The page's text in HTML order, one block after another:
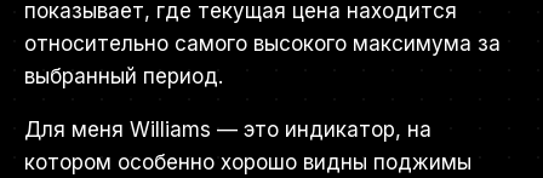
показывает, где текущая цена находится
относительно самого высокого максимума за
выбранный период.
Для меня Williams — это индикатор, на
котором особенно хорошо видны поджимы